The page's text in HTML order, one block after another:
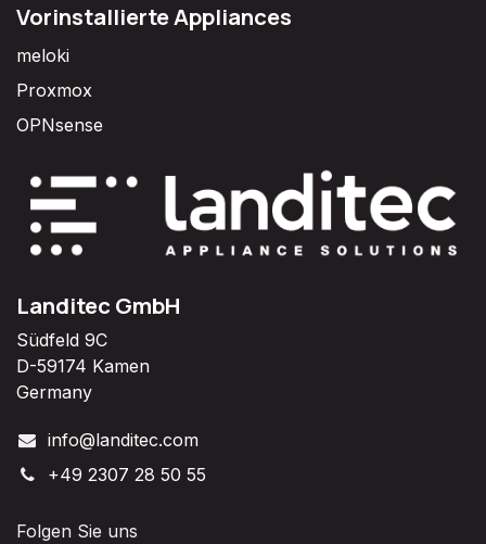
Vorinstallierte Appliances
meloki
Proxmox
OPNsense
Landitec GmbH
Südfeld 9C
D-59174 Kamen
Germany
info@landitec.com
+49 2307 28 50 55
Folgen Sie uns